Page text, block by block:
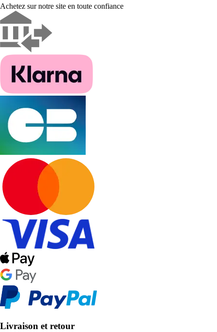
Achetez sur notre site en toute confiance
Livraison et retour